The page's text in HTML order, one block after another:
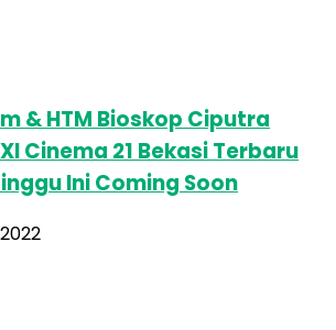
& HTM Bioskop Ciputra
Cinema 21 Bekasi Terbaru
Ini Coming Soon